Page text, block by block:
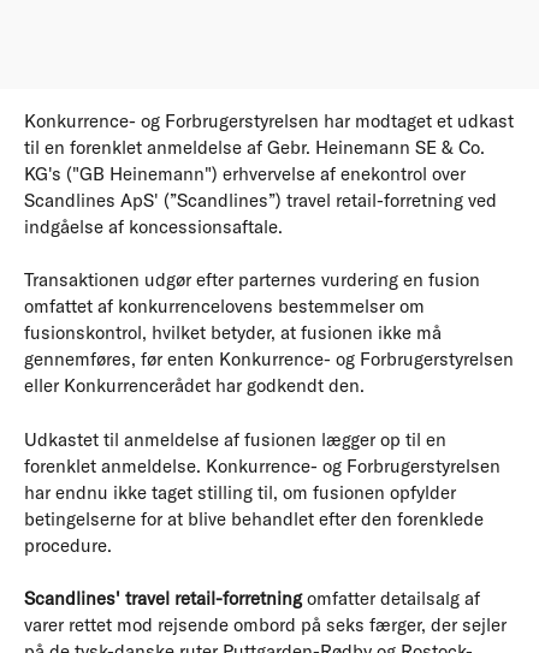
Konkurrence- og Forbrugerstyrelsen har modtaget et udkast
til en forenklet anmeldelse af Gebr. Heinemann SE & Co.
KG's ("GB Heinemann") erhvervelse af enekontrol over
Scandlines ApS' (”Scandlines”) travel retail-forretning ved
indgåelse af koncessionsaftale.
Transaktionen udgør efter parternes vurdering en fusion
omfattet af konkurrencelovens bestemmelser om
fusionskontrol, hvilket betyder, at fusionen ikke må
gennemføres, før enten Konkurrence- og Forbrugerstyrelsen
eller Konkurrencerådet har godkendt den.
Udkastet til anmeldelse af fusionen lægger op til en
forenklet anmeldelse. Konkurrence- og Forbrugerstyrelsen
har endnu ikke taget stilling til, om fusionen opfylder
betingelserne for at blive behandlet efter den forenklede
procedure.
Scandlines' travel retail-forretningomfatter detailsalg af
varer rettet mod rejsende ombord på seks færger, der sejler